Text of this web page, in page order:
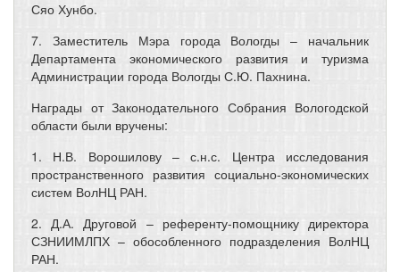
Сяо Хунбо.
7. Заместитель Мэра города Вологды – начальник
Департамента экономического развития и туризма
Администрации города Вологды С.Ю. Пахнина.
Награды от Законодательного Собрания Вологодской
области были вручены:
1. Н.В. Ворошилову – с.н.с. Центра исследования
пространственного развития социально-экономических
систем ВолНЦ РАН.
2. Д.А. Друговой – референту-помощнику директора
СЗНИИМЛПХ – обособленного подразделения ВолНЦ
РАН.